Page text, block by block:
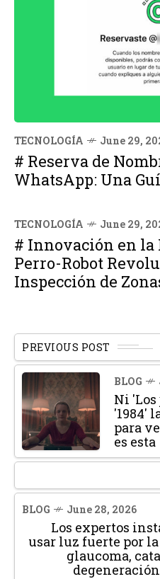
TECNOLOGÍA June 29,
# Reserva de
WhatsApp: Una
TECNOLOGÍA June 29,
# Innovación en
Perro-Robot
Inspección de
PREVIOUS POST
BLOG
Ni
'1984'
para
es esta
BLOG June 28, 2026
Los expertos
usar luz fuerte por
glaucoma,